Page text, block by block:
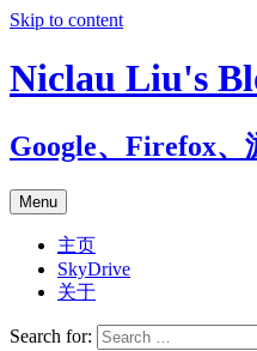
Skip to content
Niclau Liu's
Google、Firefox、
Menu
主页
SkyDrive
关于
Search for: